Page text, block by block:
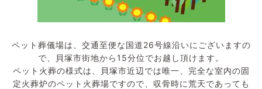
ペット葬儀場は、交通至便な国道26号線沿いにございますの
で、貝塚市街地から15分位でお越し頂けます。
ペット火葬の様式は、貝塚市近辺では唯一、完全な室内の固
定火葬炉のペット火葬場ですので、収骨時に荒天であっても